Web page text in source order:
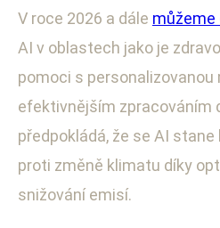
V roce 2026 a dále můžeme
AI v oblastech jako je
pomoci s personalizovanou
efektivnějším zpracováním
předpokládá, že se AI
proti změně klimatu díky
snižování emisí.